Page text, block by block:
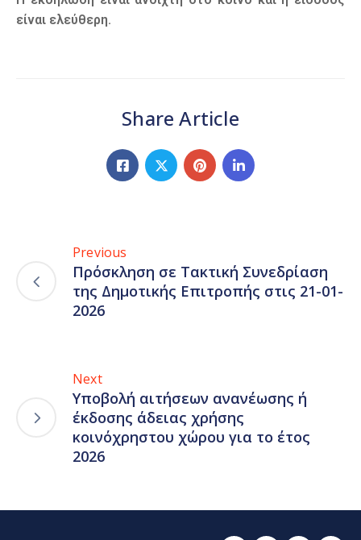
είναι ελεύθερη.
Share Article
Previous
Πρόσκληση σε Τακτική Συνεδρίαση
της Δημοτικής Επιτροπής στις 21-01-
2026
Next
Υποβολή αιτήσεων ανανέωσης ή
έκδοσης άδειας χρήσης
κοινόχρηστου χώρου για το έτος
2026